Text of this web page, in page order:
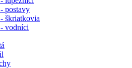
postavy
škriatkovia
vodníci